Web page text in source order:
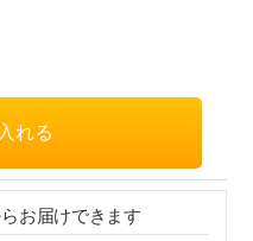
お届けできます